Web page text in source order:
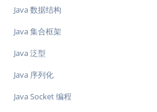
Java 数据结构
Java 集合框架
Java 泛型
Java 序列化
Java Socket 编程